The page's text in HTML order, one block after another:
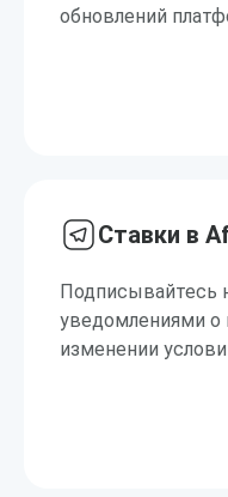
обновлений
Ставки в
Подписывайтесь
уведомлениями
изменении